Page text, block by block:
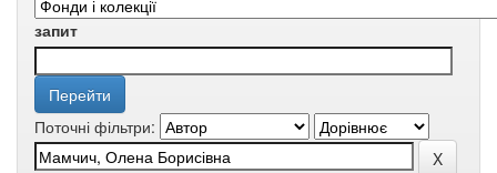
запит
Поточні фільтри: